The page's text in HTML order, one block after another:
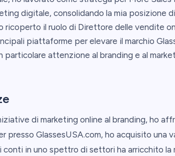
digitale, consolidando la mia
ricoperto il ruolo di Direttore delle vendite
piattaforme per elevare il marchio
attenzione al branding e al
di marketing online al branding, ho
presso GlassesUSA.com, ho acquisito una
conti in uno spettro di settori ha arricchito